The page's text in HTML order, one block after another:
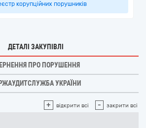
корупційних порушників
ДЕТАЛІ ЗАКУПІВЛІ
ПРО ПОРУШЕННЯ
УКРАЇНИ
+ відкрити всі - закрити всі